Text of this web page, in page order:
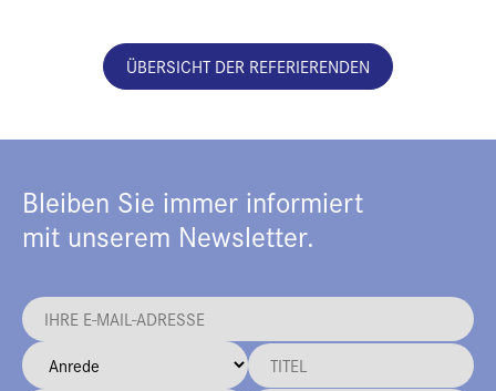
ÜBERSICHT DER REFERIERENDEN
Bleiben Sie immer informiert
mit unserem Newsletter.